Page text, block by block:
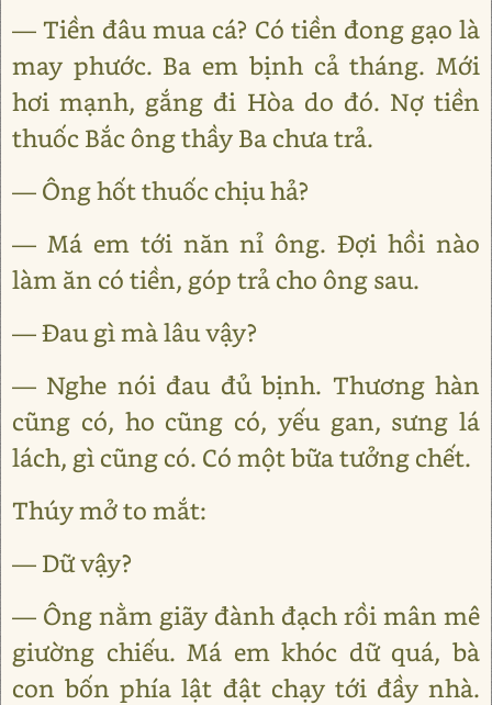
— Tiền đâu mua cá? Có tiền đong gạo là
may phước. Ba em bịnh cả tháng. Mới
hơi mạnh, gắng đi Hòa do đó. Nợ tiền
thuốc Bắc ông thầy Ba chưa trả.
— Ông hốt thuốc chịu hả?
— Má em tới năn nỉ ông. Đợi hồi nào
làm ăn có tiền, góp trả cho ông sau.
— Đau gì mà lâu vậy?
— Nghe nói đau đủ bịnh. Thương hàn
cũng có, ho cũng có, yếu gan, sưng lá
lách, gì cũng có. Có một bữa tưởng chết.
Thúy mở to mắt:
— Dữ vậy?
— Ông nằm giãy đành đạch rồi mân mê
giường chiếu. Má em khóc dữ quá, bà
con bốn phía lật đật chạy tới đầy nhà.